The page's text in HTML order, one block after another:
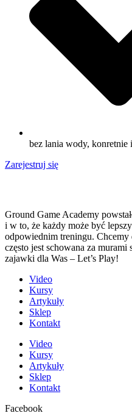
bez lania wody, konretnie
Zarejestruj się
Ground Game Academy
i w to, że każdy może być
odpowiednim treningu. Chcemy
często jest schowana za
zajawki dla Was – Let’s Play!
Video
Kursy
Artykuły
Sklep
Kontakt
Video
Kursy
Artykuły
Sklep
Kontakt
Facebook